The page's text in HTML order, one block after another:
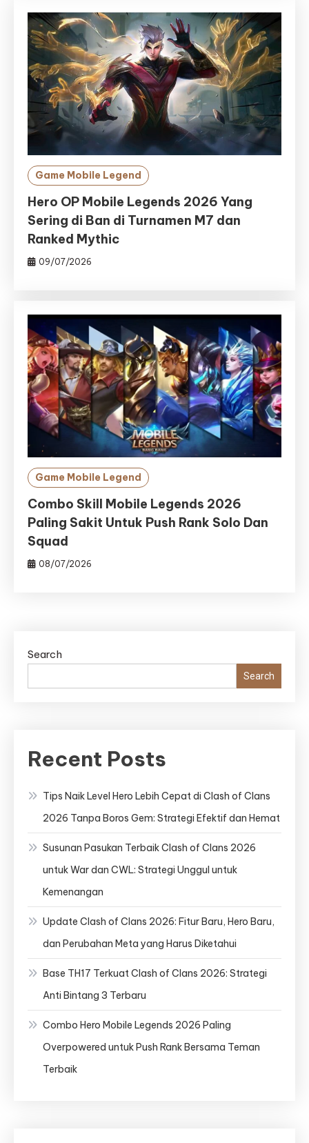
Game Mobile Legend
Hero OP Mobile Legends 2026 Yang
Sering di Ban di Turnamen M7 dan
Ranked Mythic
09/07/2026
Game Mobile Legend
Combo Skill Mobile Legends 2026
Paling Sakit Untuk Push Rank Solo Dan
Squad
08/07/2026
Search
Search
Recent Posts
Tips Naik Level Hero Lebih Cepat di Clash of Clans
2026 Tanpa Boros Gem: Strategi Efektif dan Hemat
Susunan Pasukan Terbaik Clash of Clans 2026
untuk War dan CWL: Strategi Unggul untuk
Kemenangan
Update Clash of Clans 2026: Fitur Baru, Hero Baru,
dan Perubahan Meta yang Harus Diketahui
Base TH17 Terkuat Clash of Clans 2026: Strategi
Anti Bintang 3 Terbaru
Combo Hero Mobile Legends 2026 Paling
Overpowered untuk Push Rank Bersama Teman
Terbaik